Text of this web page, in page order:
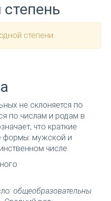
степени.
не склоняется по
по числам и родам в
что краткие
формы: мужской и
числе.
общеобразовательны